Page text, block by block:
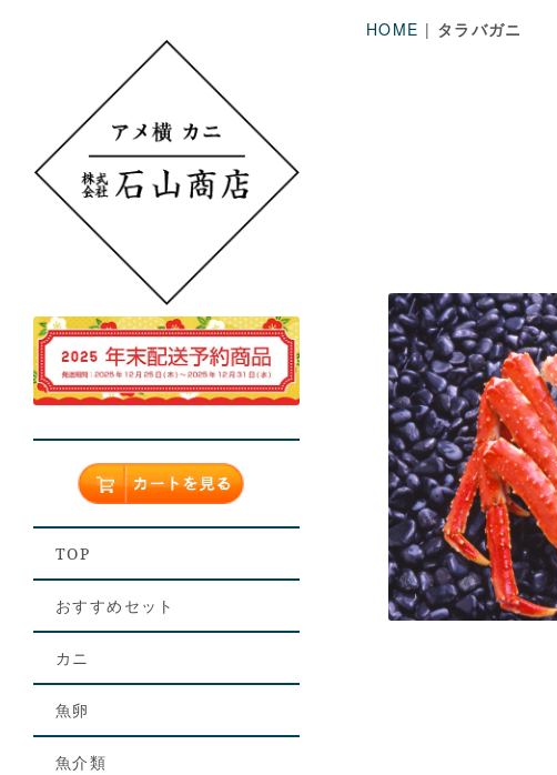
HOME | タラバガニ
TOP
おすすめセット
カニ
魚卵
魚介類